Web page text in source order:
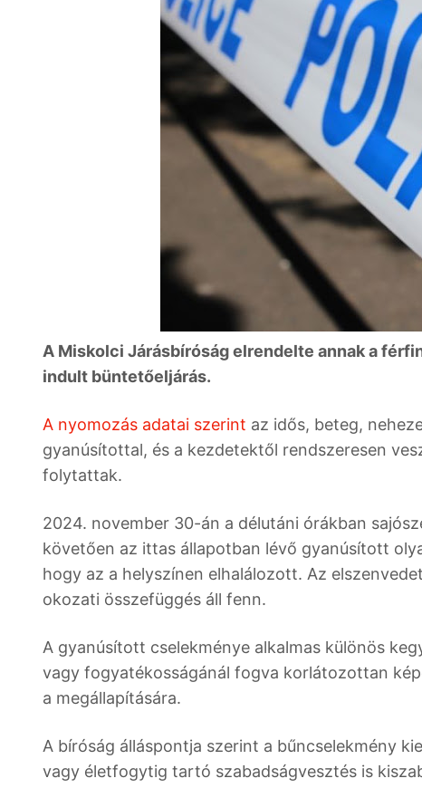
A Miskolci Járásbíróság elrendelte annak a
indult büntetőeljárás.
A nyomozás adatai szerint az idős, beteg,
gyanúsítottal, és a kezdetektől rendszeresen
folytattak.
2024. november 30-án a délutáni órákban
követően az ittas állapotban lévő gyanúsított
hogy az a helyszínen elhalálozott. Az
okozati összefüggés áll fenn.
A gyanúsított cselekménye alkalmas különös
vagy fogyatékosságánál fogva korlátozottan
a megállapítására.
A bíróság álláspontja szerint a bűncselekmény
vagy életfogytig tartó szabadságvesztés is